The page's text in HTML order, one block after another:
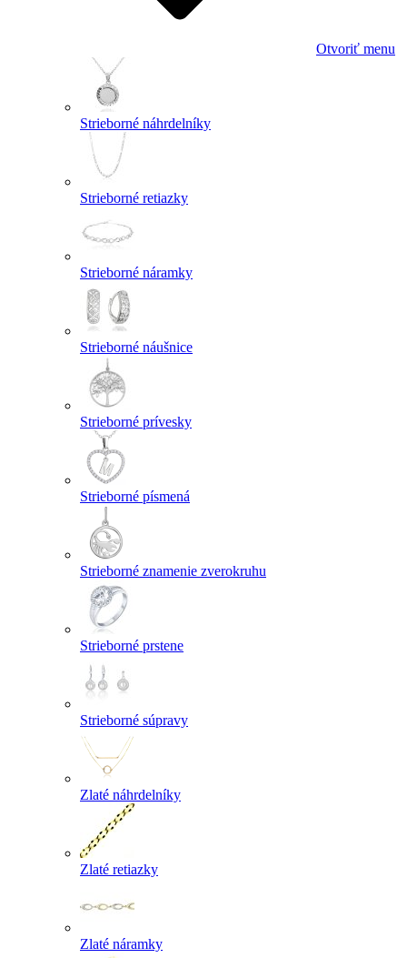
Otvoriť menu
Strieborné náhrdelníky
Strieborné retiazky
Strieborné náramky
Strieborné náušnice
Strieborné prívesky
Strieborné písmená
Strieborné znamenie zverokruhu
Strieborné prstene
Strieborné súpravy
Zlaté náhrdelníky
Zlaté retiazky
Zlaté náramky